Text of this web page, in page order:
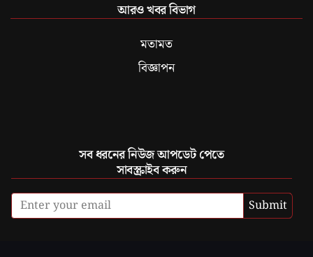
আরও খবর বিভাগ
মতামত
বিজ্ঞাপন
সব ধরনের নিউজ আপডেট পেতে
সাবস্ক্রাইব করুন
Submit